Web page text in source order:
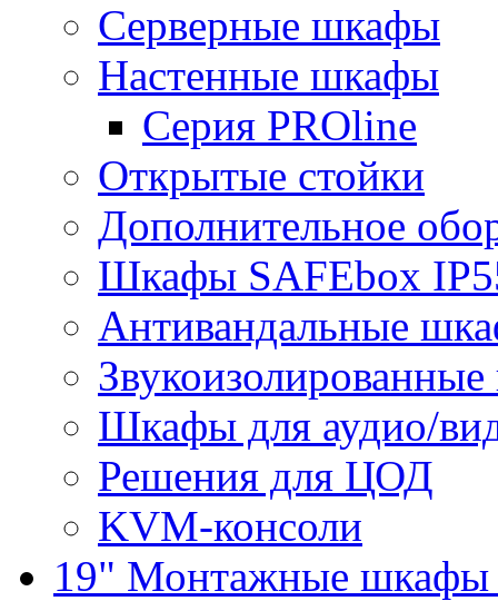
Серверные шкафы
Настенные шкафы
Серия PROline
Открытые стойки
Дополнительное
Шкафы SAFEbox
Антивандальные
Шкафы для аудио/
Решения для ЦОД
KVM-консоли
19" Монтажные шкафы